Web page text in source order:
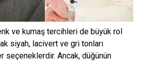
ve kumaş tercihleri de büyük rol
siyah, lacivert ve gri tonları
seçeneklerdir. Ancak, düğünün